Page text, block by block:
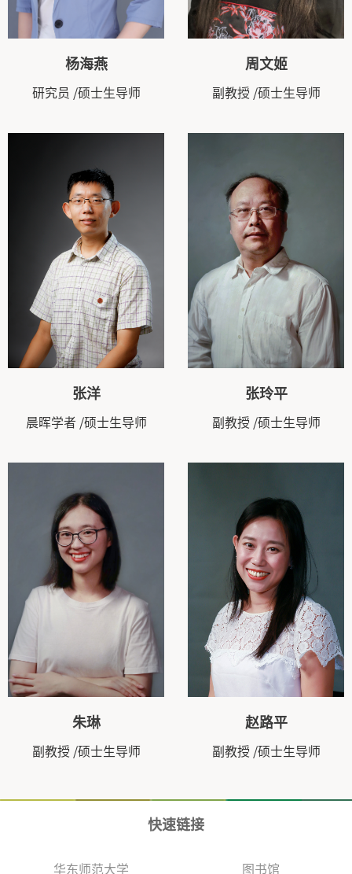
杨海燕
研究员 /硕士生导师
周文姬
副教授 /硕士生导师
张洋
晨晖学者 /硕士生导师
张玲平
副教授 /硕士生导师
朱琳
副教授 /硕士生导师
赵路平
副教授 /硕士生导师
快速链接
华东师范大学 图书馆